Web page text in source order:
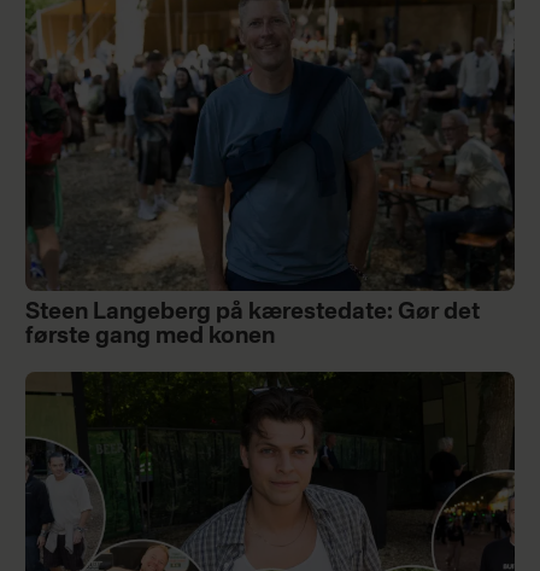
Steen Langeberg på kærestedate: Gør det
første gang med konen